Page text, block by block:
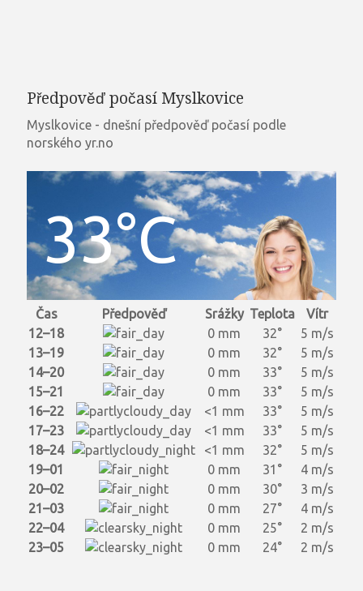
Předpověď počasí Myslkovice
Myslkovice - dnešní předpověď počasí podle
norského yr.no
33°C
Čas Předpověď Srážky Teplota
Vítr
12–18
0 mm 32°
5 m/s
13–19
0 mm 32°
5 m/s
14–20
0 mm 33°
5 m/s
15–21
0 mm 33°
5 m/s
16–22
<1 mm 33°
5 m/s
17–23
<1 mm 33°
5 m/s
18–24
<1 mm 32°
5 m/s
19–01
0 mm 31°
4 m/s
20–02
0 mm 30°
3 m/s
21–03
0 mm 27°
4 m/s
22–04
0 mm 25°
2 m/s
23–05
0 mm 24° 2 m/s